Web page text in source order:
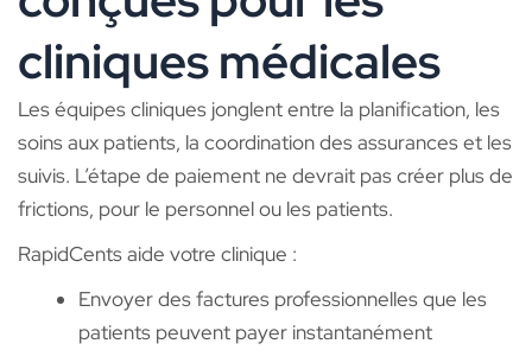
cliniques médicales
Les équipes cliniques jonglent entre la planification, les
soins aux patients, la coordination des assurances et les
suivis. L’étape de paiement ne devrait pas créer plus de
frictions, pour le personnel ou les patients.
RapidCents aide votre clinique :
Envoyer des factures professionnelles que les
patients peuvent payer instantanément